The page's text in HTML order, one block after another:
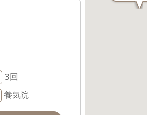
3回
養気院